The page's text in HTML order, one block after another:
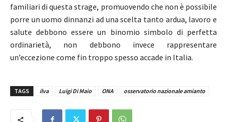
familiari di questa strage, promuovendo che non è possibile
porre un uomo dinnanzi ad una scelta tanto ardua, lavoro e
salute debbono essere un binomio simbolo di perfetta
ordinarietà, non debbono invece rappresentare
un’eccezione come fin troppo spesso accade in Italia.
TAGS ilva Luigi Di Maio ONA osservatorio nazionale amianto